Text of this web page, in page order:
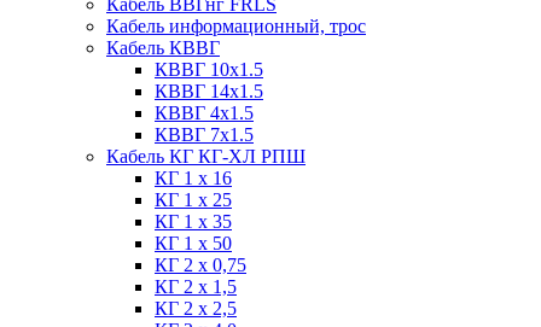
Кабель ВВГнг FRLS
Кабель информационный, трос
Кабель КВВГ
КВВГ 10х1.5
КВВГ 14х1.5
КВВГ 4х1.5
КВВГ 7х1.5
Кабель КГ КГ-ХЛ РПШ
КГ 1 х 16
КГ 1 х 25
КГ 1 х 35
КГ 1 х 50
КГ 2 х 0,75
КГ 2 х 1,5
КГ 2 х 2,5